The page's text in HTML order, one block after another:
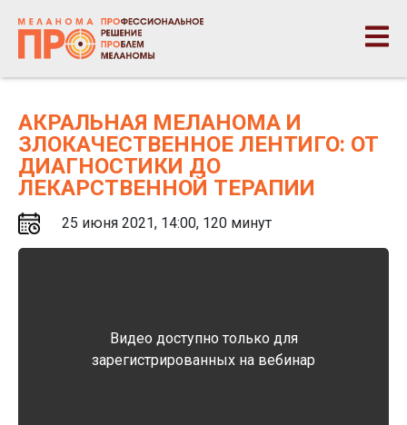
АКРАЛЬНАЯ МЕЛАНОМА И
ЗЛОКАЧЕСТВЕННОЕ ЛЕНТИГО: ОТ
ДИАГНОСТИКИ ДО
ЛЕКАРСТВЕННОЙ ТЕРАПИИ
25 июня 2021, 14:00, 120 минут
Видео доступно только для
зарегистрированных на вебинар